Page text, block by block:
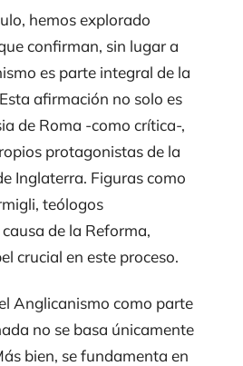
hemos explorado
confirman, sin lugar a
es parte integral de la
afirmación no solo es
de Roma -como crítica-,
protagonistas de la
Inglaterra. Figuras como
teólogos
de la Reforma,
crucial en este proceso.
Anglicanismo como parte
no se basa únicamente
bien, se fundamenta en